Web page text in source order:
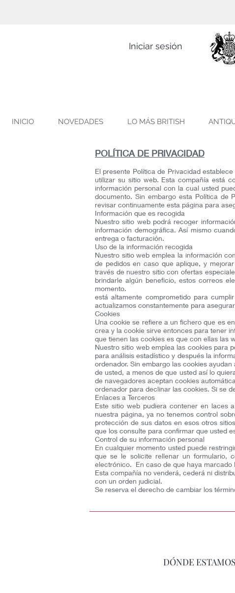
Iniciar sesión
INICIO NOVEDADES LO MÁS BRITISH
POLÍTICA DE PRIVACIDAD
El presente Política de Privacidad
utilizar su sitio web. Esta compañía está
información personal con la cual usted
documento. Sin embargo esta Política de
revisar continuamente esta página para
Información que es recogida
Nuestro sitio web podrá recoger
información demográfica. Así mismo
entrega o facturación.
Uso de la información recogida
Nuestro sitio web emplea la información
de pedidos en caso que aplique, y
través de nuestro sitio con ofertas
brindarle algún beneficio, estos correos
momento.
está altamente comprometido para
actualizamos constantemente para
Cookies
Una cookie se refiere a un fichero que es
crea y la cookie sirve entonces para tener
que tienen las cookies es que con ellas las
Nuestro sitio web emplea las cookies para
para análisis estadístico y después la
ordenador. Sin embargo las cookies
de usted, a menos de que usted así lo
de navegadores aceptan cookies
ordenador para declinar las cookies. Si se
Enlaces a Terceros
Este sitio web pudiera contener en laces
nuestra página, ya no tenemos control
protección de sus datos en esos otros
que los consulte para confirmar que usted
Control de su información personal
En cualquier momento usted puede
que se le solicite rellenar un formulario,
electrónico. En caso de que haya marcado
Esta compañía no venderá, cederá ni
con un orden judicial.
Se reserva el derecho de cambiar los
DÓNDE ESTAMOS